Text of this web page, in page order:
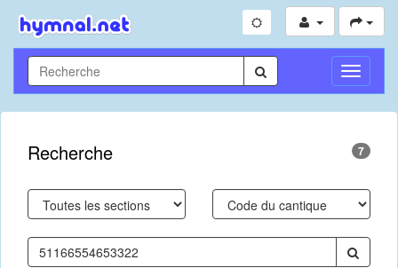
Toggle
Recherche 7